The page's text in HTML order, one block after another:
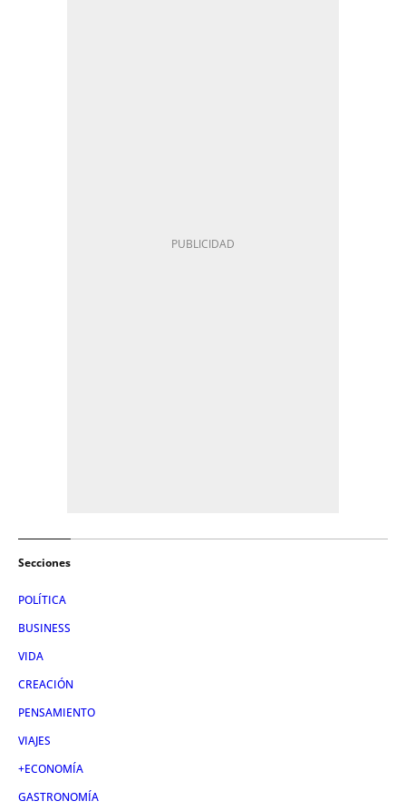
Secciones
POLÍTICA
BUSINESS
VIDA
CREACIÓN
PENSAMIENTO
VIAJES
+ECONOMÍA
GASTRONOMÍA